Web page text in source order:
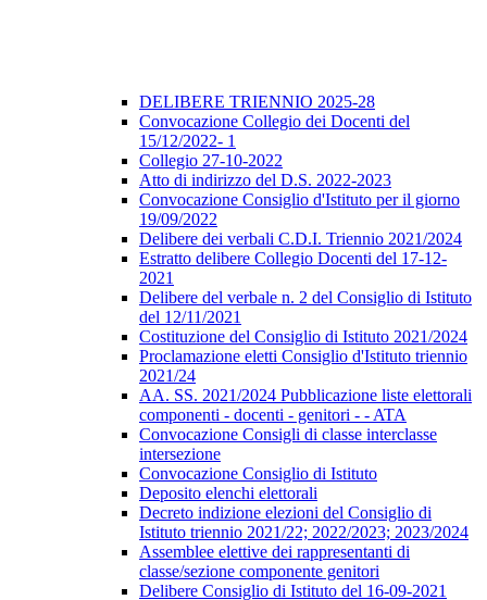
DELIBERE TRIENNIO 2025-28
Convocazione Collegio dei Docenti del
15/12/2022- 1
Collegio 27-10-2022
Atto di indirizzo del D.S. 2022-2023
Convocazione Consiglio d'Istituto per il giorno
19/09/2022
Delibere dei verbali C.D.I. Triennio 2021/2024
Estratto delibere Collegio Docenti del 17-12-
2021
Delibere del verbale n. 2 del Consiglio di Istituto
del 12/11/2021
Costituzione del Consiglio di Istituto 2021/2024
Proclamazione eletti Consiglio d'Istituto triennio
2021/24
AA. SS. 2021/2024 Pubblicazione liste elettorali
componenti - docenti - genitori - - ATA
Convocazione Consigli di classe interclasse
intersezione
Convocazione Consiglio di Istituto
Deposito elenchi elettorali
Decreto indizione elezioni del Consiglio di
Istituto triennio 2021/22; 2022/2023; 2023/2024
Assemblee elettive dei rappresentanti di
classe/sezione componente genitori
Delibere Consiglio di Istituto del 16-09-2021